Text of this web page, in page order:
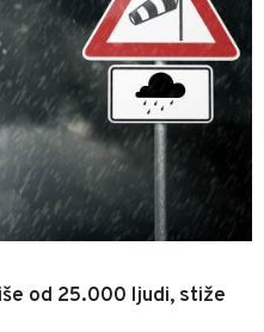
od 25.000 ljudi, stiže